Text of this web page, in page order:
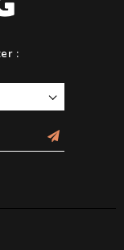
: